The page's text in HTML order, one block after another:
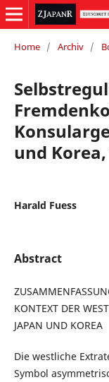
Home / Archiv /
und Korea,
Harald Fuess
Abstract
KONTEXT DER
JAPAN UND KOREA
Die westliche
Symbol